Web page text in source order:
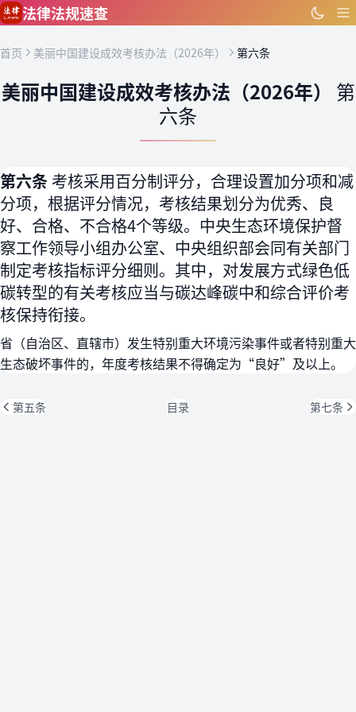
跳到主要内容
法律法规速查
首页 美丽中国建设成效考核办法（2026年） 第六条
美丽中国建设成效考核办法（2026年） 第
六条
第六条 考核采用百分制评分，合理设置加分项和减
分项，根据评分情况，考核结果划分为优秀、良
好、合格、不合格4个等级。中央生态环境保护督
察工作领导小组办公室、中央组织部会同有关部门
制定考核指标评分细则。其中，对发展方式绿色低
碳转型的有关考核应当与碳达峰碳中和综合评价考
核保持衔接。
省（自治区、直辖市）发生特别重大环境污染事件或者特别重大
生态破坏事件的，年度考核结果不得确定为“良好”及以上。
第五条 目录 第七条